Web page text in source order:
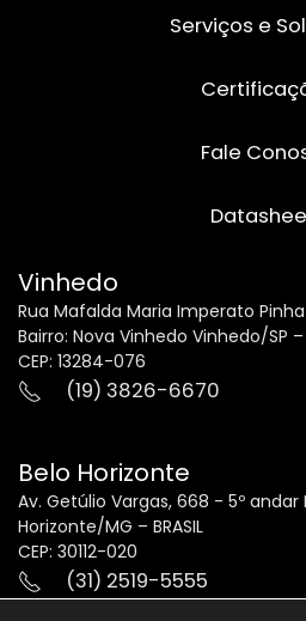
Serviços e
Fale
Vinhedo
Rua Mafalda Maria Imperato
Bairro: Nova Vinhedo Vinhedo/SP –
CEP: 13284-076
(19) 3826-6670
Belo Horizonte
Av. Getúlio Vargas, 668 - 5º andar
Horizonte/MG – BRASIL
CEP: 30112-020
(31) 2519-5555